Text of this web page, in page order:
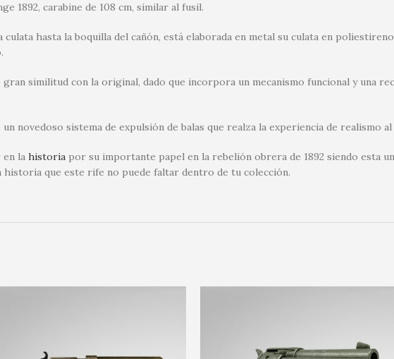
1892, carabine de 108 cm, similar al fusil.
culata hasta la boquilla del cañón, está elaborada en metal su culata en
gran similitud con la original, dado que incorpora un mecanismo funcional y una
novedoso sistema de expulsión de balas que realza la experiencia de realismo
en la historia por su importante papel en la rebelión obrera de 1892 siendo esta
que este rife no puede faltar dentro de tu colección.